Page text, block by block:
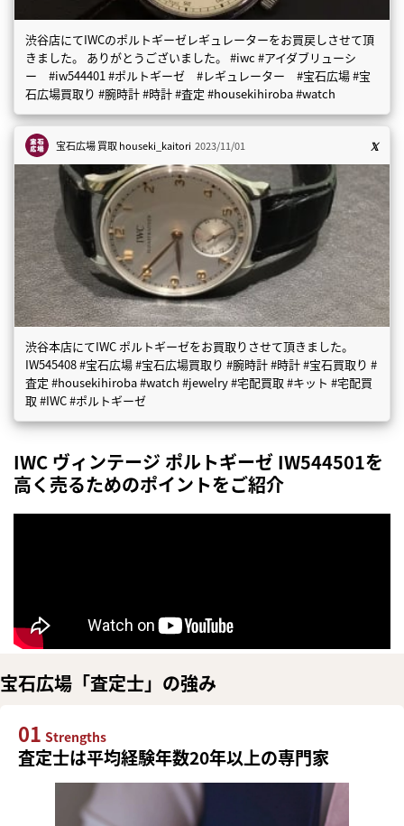
渋谷店にてIWCのポルトギーゼレギュレーターをお買戻しさせて頂
きました。 ありがとうございました。 #iwc #アイダブリューシ
ー #iw544401 #ポルトギーゼ #レギュレーター #宝石広場 #宝
石広場買取り #腕時計 #時計 #査定 #housekihiroba #watch
宝石広場 買取houseki_kaitori 2023/11/01
渋谷本店にてIWC ポルトギーゼをお買取りさせて頂きました。
IW545408 #宝石広場 #宝石広場買取り #腕時計 #時計 #宝石買取り #
査定 #housekihiroba #watch #jewelry #宅配買取 #キット #宅配買
取 #IWC #ポルトギーゼ
IWC ヴィンテージ ポルトギーゼ IW544501を
高く売るためのポイントをご紹介
宝石広場「査定士」の強み
01 Strengths
査定士は平均経験年数20年以上の専門家